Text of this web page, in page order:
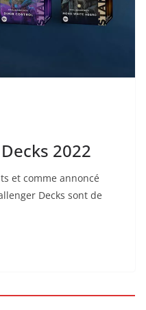
2022
et comme annoncé
Decks sont de